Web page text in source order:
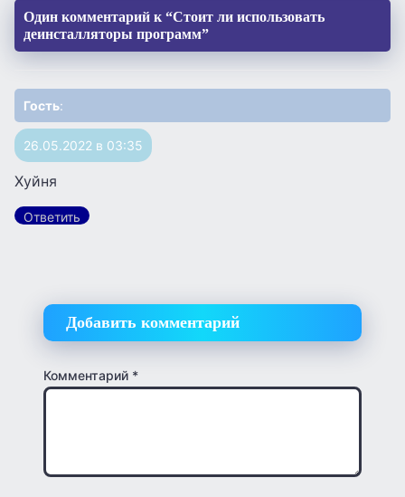
Один комментарий к “Стоит ли использовать
деинсталляторы программ”
Гость:
26.05.2022 в 03:35
Хуйня
Ответить
Добавить комментарий
Комментарий *